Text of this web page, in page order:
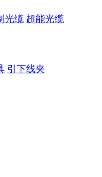
光缆 超能光缆
引下线夹